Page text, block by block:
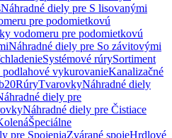
Náhradné diely pre S lisovanými
pre podomietkovú
vodomeru pre podomietkovú
Náhradné diely pre So závitovými
Systémové rúrySortiment
vykurovanieKanalizačné
RúryTvarovkyNáhradné diely
diely pre
Náhradné diely pre Čistiace
Špeciálne
pre SpojeniaZvárané spojeHrdlové